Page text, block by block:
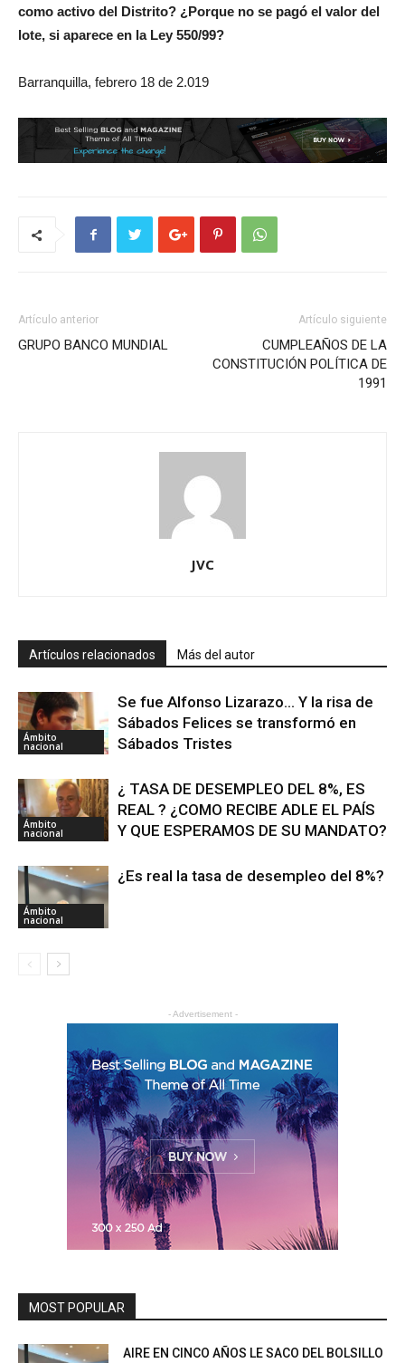
como activo del Distrito? ¿Porque no se pagó el valor del
lote, si aparece en la Ley 550/99?
Barranquilla, febrero 18 de 2.019
Artículo anterior
GRUPO BANCO MUNDIAL
Artículo siguiente
CUMPLEAÑOS DE LA
CONSTITUCIÓN POLÍTICA DE
1991
JVC
Artículos relacionados Más del autor
Ámbito
nacional
Se fue Alfonso Lizarazo… Y la risa de
Sábados Felices se transformó en
Sábados Tristes
Ámbito
nacional
¿ TASA DE DESEMPLEO DEL 8%, ES
REAL ? ¿COMO RECIBE ADLE EL PAÍS
Y QUE ESPERAMOS DE SU MANDATO?
Ámbito
nacional
¿Es real la tasa de desempleo del 8%?
- Advertisement -
MOST POPULAR
AIRE EN CINCO AÑOS LE SACO DEL BOLSILLO